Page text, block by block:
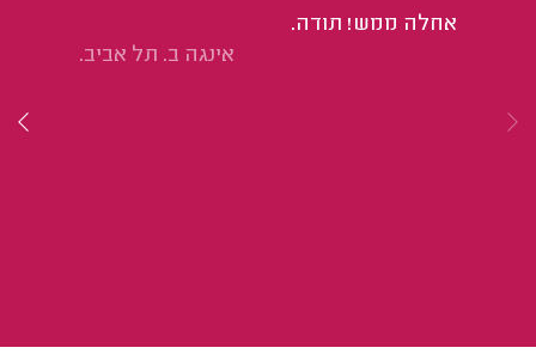
אחלה ממש! תודה.
אינגה ב. תל אביב.